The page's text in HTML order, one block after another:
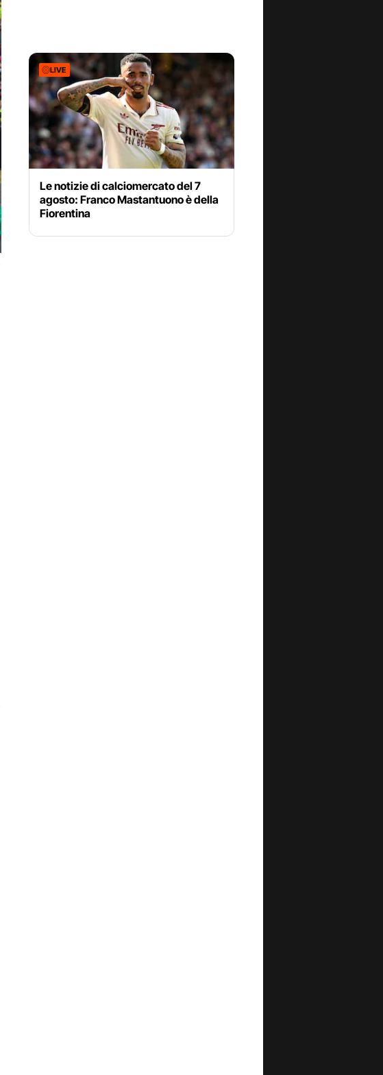
LIVE
Le notizie di calciomercato del 7
agosto: Franco Mastantuono è della
Fiorentina